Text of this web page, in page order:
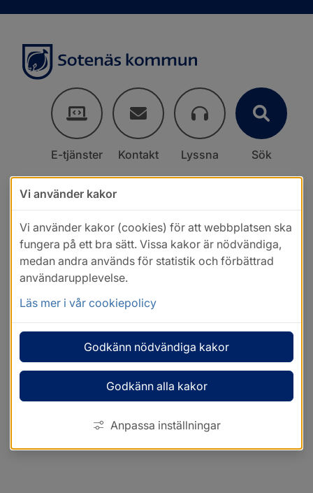
E-tjänster Kontakt Lyssna Sök
Vi använder kakor
Vi använder kakor (cookies) för att webbplatsen ska
fungera på ett bra sätt. Vissa kakor är nödvändiga,
medan andra används för statistik och förbättrad
användarupplevelse.
Läs mer i vår cookiepolicy
Godkänn nödvändiga kakor
Godkänn alla kakor
Anpassa inställningar